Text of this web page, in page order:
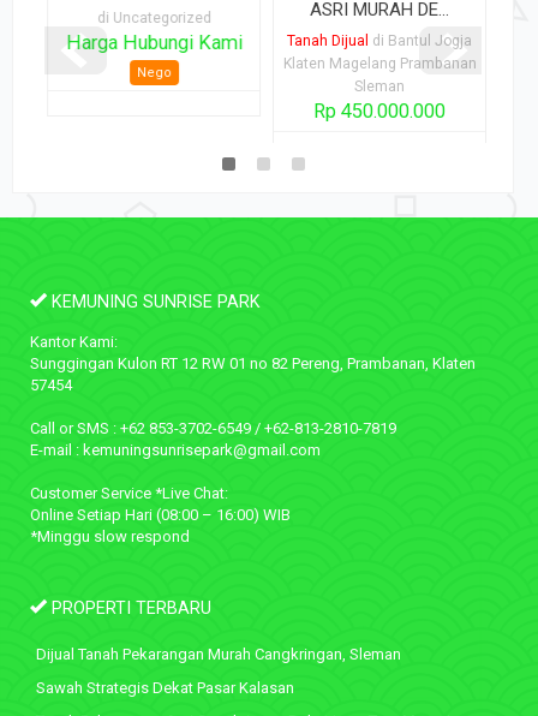
di Uncategorized
Harga Hubungi Kami
Nego
ASRI MURAH DE...
Tanah Dijual di Bantul Jogja
Klaten Magelang Prambanan
Sleman
Rp 450.000.000
L.Tanah:
543 m
Sunggingan Kulon RT 12 RW 01 no 82 Pereng, Prambanan, Klaten
57454
E-mail : kemuningsunrisepark@gmail.com
Online Setiap Hari (08:00 – 16:00) WIB
*Minggu slow respond
Sawah Strategis Dekat Pasar Kalasan
Tanah Pekarangan Asri Cangkringan Dekat Lava Tour Merapi